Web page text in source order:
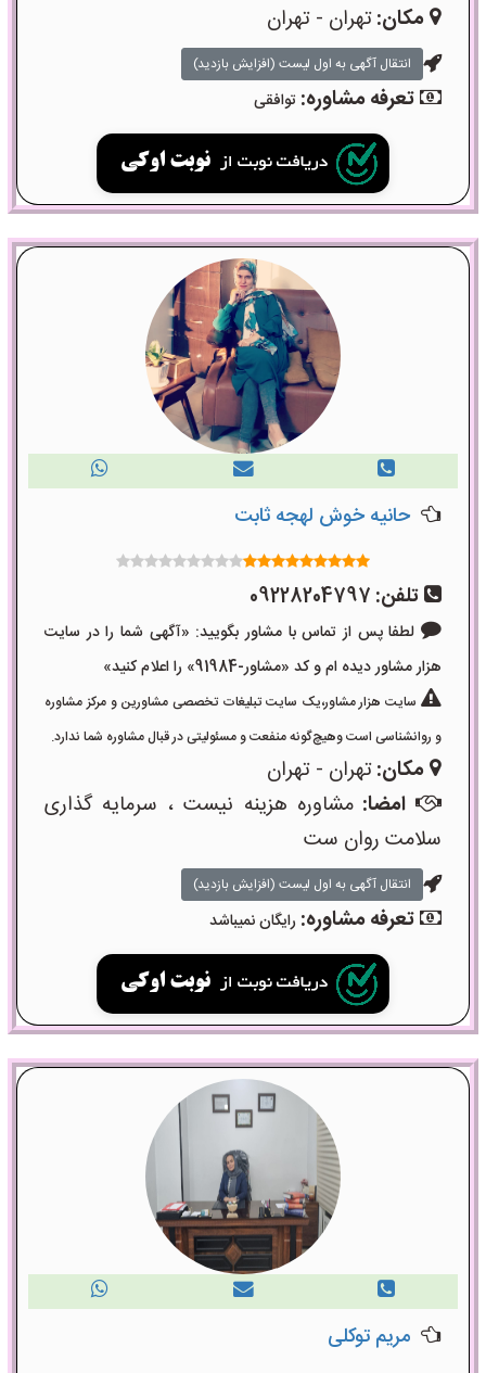
مکان:تهران - تهران
انتقال آگهی به اول لیست (افزایش بازدید)
تعرفه مشاوره: توافقی
حانیه خوش لهجه ثابت
تلفن: 09228204797
لطفا پس از تماس با مشاور بگویید: «آگهی شما را در سایت
هزار مشاور دیده ام و کد «مشاور-91984» را اعلام کنید»
سایت هزار مشاور،یک سایت تبلیغات تخصصی مشاورین و مرکز مشاوره
و روانشناسی است وهیچ‌گونه منفعت و مسئولیتی در قبال مشاوره شما ندارد.
مکان:تهران - تهران
امضا:مشاوره هزینه نیست ، سرمایه گذاری
سلامت روان ست
انتقال آگهی به اول لیست (افزایش بازدید)
تعرفه مشاوره: رایگان نمیباشد
مریم توکلی